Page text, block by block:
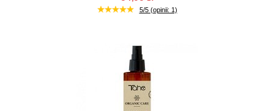
Duża ilość (wysyłka w 24h)
5/5 (opinii: 1)